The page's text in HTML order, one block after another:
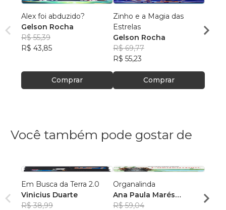
Alex foi abduzido?
Gelson Rocha
R$ 55,39
R$ 43,85
Comprar
Zinho e a Magia das
Estrelas
Gelson Rocha
R$ 69,77
R$ 55,23
Comprar
Você também pode gostar de
Em Busca da Terra 2.0
Vinicius Duarte
R$ 38,99
Organalinda
Ana Paula Marés
Mikosik
R$ 59,04
Crix
R$